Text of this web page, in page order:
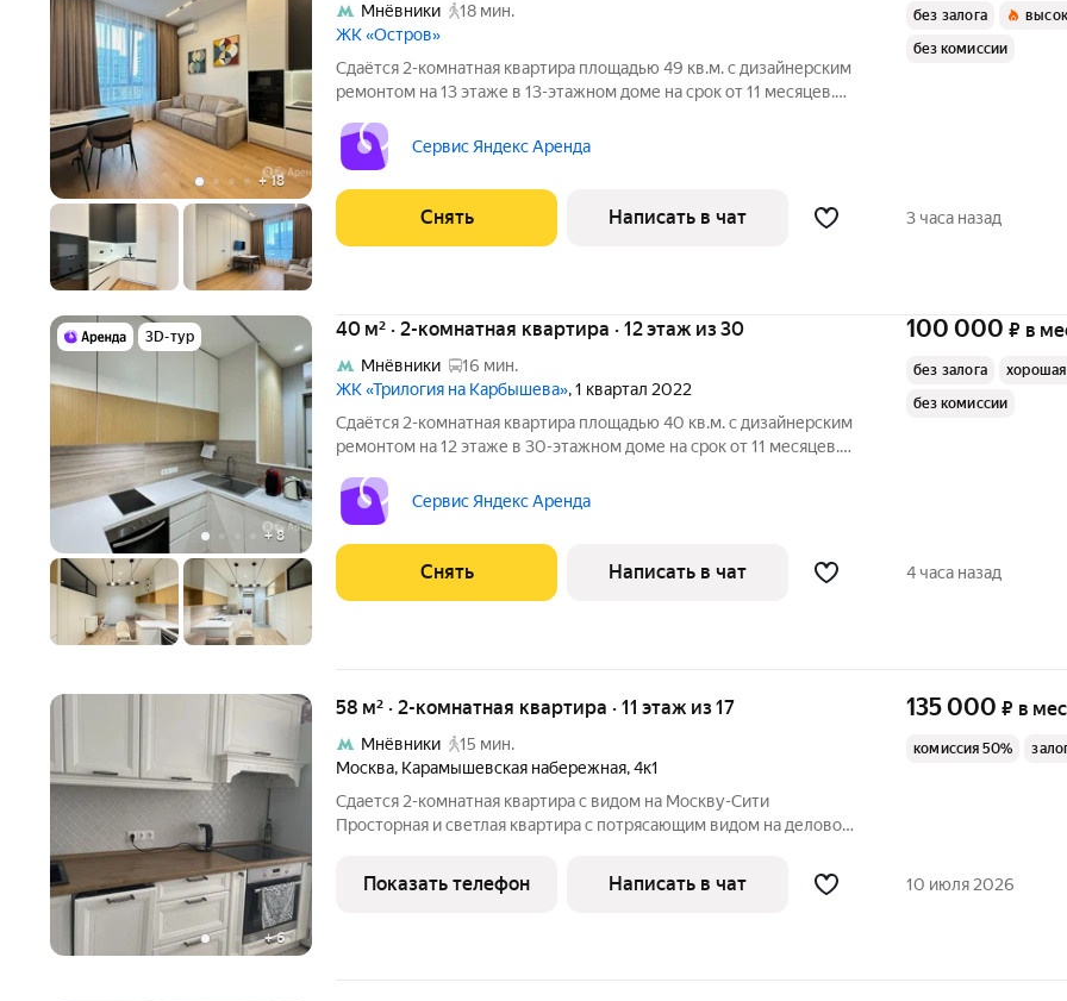
+18
Мнёвники
18 мин.
ЖК «Остров»
Сдаётся 2-комнатная квартира площадью 49 кв.м. с дизайнерским
ремонтом на 13 этаже в 13-этажном доме на срок от 11 месяцев.
Холодильник Посудомоечная машина Кондиционер
Микроволновка
Сервис Яндекс Аренда
без залога
без комиссии
Снять Написать в чат 3 часа назад
3D-тур
+ 8
40 м² · 2-комнатная квартира · 12 этаж из 30
Мнёвники
16 мин.
ЖК «Трилогия на Карбышева», 1 квартал 2022
Сдаётся 2-комнатная квартира площадью 40 кв.м. с дизайнерским
ремонтом на 12 этаже в 30-этажном доме на срок от 11 месяцев.
Посудомоечная машина Кондиционер Вся техника на кухне
является встроенной.
Сервис Яндекс Аренда
100 000 ₽ в
без залога
без комиссии
Снять Написать в чат 4 часа назад
+6
58 м² · 2-комнатная квартира · 11 этаж из 17
Мнёвники
15 мин.
Москва, Карамышевская набережная,4к1
Сдaется 2-кoмнaтная квaртиpа c видом на Моcкву-Сити
Пpостоpная и светлая кваpтиpa c пoтрясающим видом на деловой
Пpeимущеcтва: - Уникaльный панopамный вид нa Москвa-Сити и
Моcква рeку - Две
135 000 ₽ в
комиссия 50%
Показать телефон Написать в чат 10 июля 2026